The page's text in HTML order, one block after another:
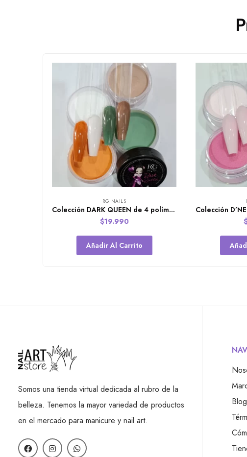
RG NAILS
Colección DARK QUEEN de 4 polímeros RG NAILS
$19.990
Añadir Al Carrito
$
Somos una tienda virtual dedicada al rubro de la
belleza. Tenemos la mayor variedad de productos
en el mercado para manicure y nail art.
Blog